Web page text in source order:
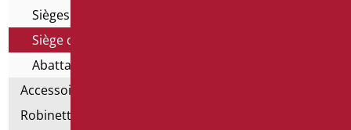
Sièges de toilettes surélevés
Siège de WC avec ouverture
Abattants de toilettes
Accessoires pour la salle de bain
Robinetterie